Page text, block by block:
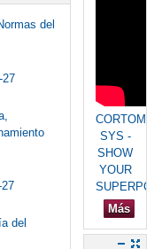
del
27
del
SYS -
SHOW
YOUR
Más